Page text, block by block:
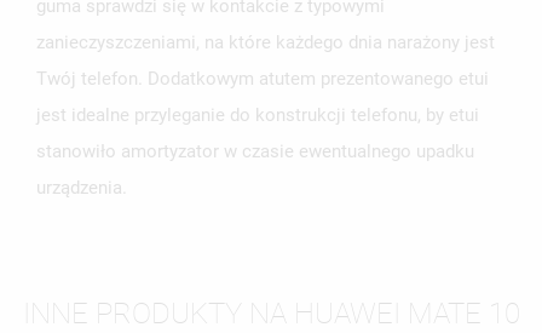
guma sprawdzi się w kontakcie z typowymi
zanieczyszczeniami, na które każdego dnia narażony jest
Twój telefon. Dodatkowym atutem prezentowanego etui
jest idealne przyleganie do konstrukcji telefonu, by etui
stanowiło amortyzator w czasie ewentualnego upadku
urządzenia.
INNE PRODUKTY NA HUAWEI MATE 10